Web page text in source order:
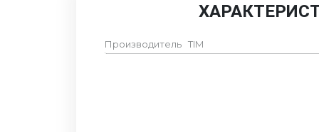
Производитель TIM